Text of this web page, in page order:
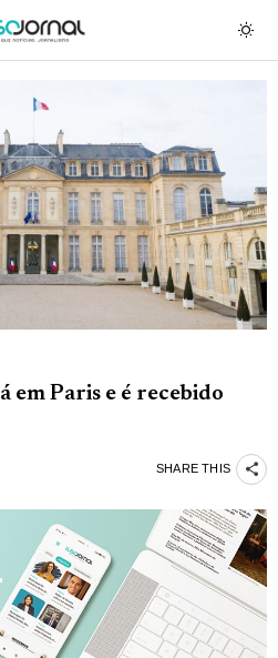
em Paris e é recebido
SHARE THIS